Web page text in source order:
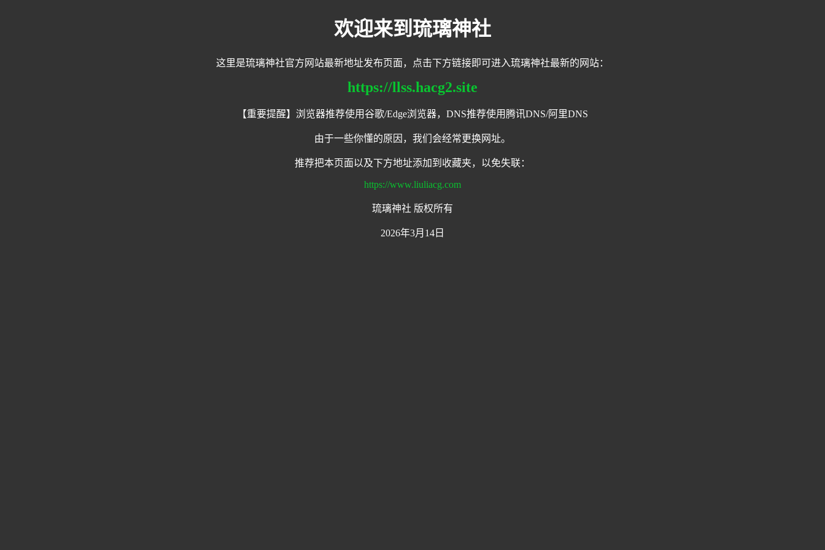
欢迎来到琉璃神社
这里是琉璃神社官方网站最新地址发布页面，点击下方链接即可进入琉璃神社最新的网站：
https://llss.hacg2.site
【重要提醒】浏览器推荐使用谷歌/Edge浏览器，DNS推荐使用腾讯DNS/阿里DNS
由于一些你懂的原因，我们会经常更换网址。
推荐把本页面以及下方地址添加到收藏夹，以免失联：
https://www.liuliacg.com
琉璃神社 版权所有
2026年3月14日